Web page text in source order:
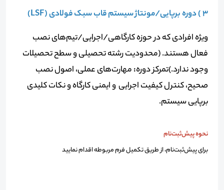
3 ) دوره برپایی/مونتاژ سیستم قاب سبک فولادی (LSF)
ویژه افرادی که در حوزه کارگاهی/اجرایی/تیم‌های نصب
فعال هستند. (محدودیت رشته تحصیلی و سطح تحصیلات
وجود ندارد.)تمرکز دوره:مهارت‌های عملی، اصول نصب
صحیح، کنترل کیفیت اجرایی و ایمنی کارگاه و نکات کلیدی
برپایی سیستم.
نحوه پیش‌ثبت‌نام
برای پیش‌ثبت‌نام، از طریق تکمیل فرم مربوطه اقدام نمایید